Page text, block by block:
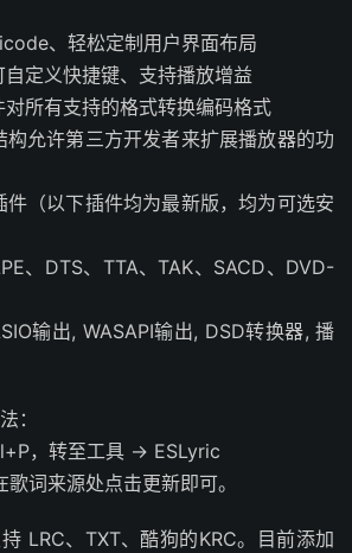
、轻松定制用户界面布局
定义快捷键、支持播放增益
所有支持的格式转换编码格式
允许第三方开发者来扩展播放器的功
（以下插件均为最新版，均为可选安
、DTS、TTA、TAK、SACD、DVD-
输出, WASAPI输出, DSD转换器, 播
：
，转至工具 -> ESLyric
词来源处点击更新即可。
LRC、TXT、酷狗的KRC。目前添加